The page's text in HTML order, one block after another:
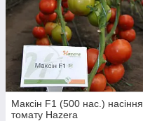
Максін F1 (500 нас.) насіння
томату Hazera